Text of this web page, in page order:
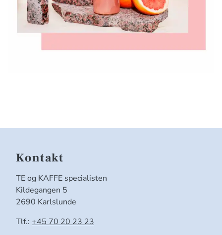
Kontakt
TE og KAFFE specialisten
Kildegangen 5
2690 Karlslunde
Tlf.: +45 70 20 23 23